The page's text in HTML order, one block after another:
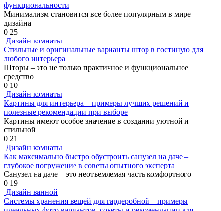
функциональности
Минимализм становится все более популярным в мире
дизайна
0 25
Дизайн комнаты
Стильные и оригинальные варианты штор в гостиную для
любого интерьера
Шторы – это не только практичное и функциональное
средство
0 10
Дизайн комнаты
Картины для интерьера – примеры лучших решений и
полезные рекомендации при выборе
Картины имеют особое значение в создании уютной и
стильной
0 21
Дизайн комнаты
Как максимально быстро обустроить санузел на даче –
глубокое погружение в советы опытного эксперта
Санузел на даче – это неотъемлемая часть комфортного
0 19
Дизайн ванной
Системы хранения вещей для гардеробной – примеры